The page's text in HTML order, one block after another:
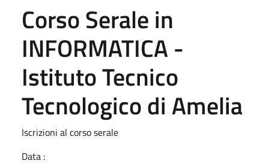
Corso Serale in
INFORMATICA -
Istituto Tecnico
Tecnologico di Amelia
Iscrizioni al corso serale
Data :